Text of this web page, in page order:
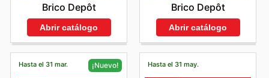
Brico Depôt
Abrir catálogo
Brico Depôt
Abrir catálogo
Hasta el 31 mar. ¡Nuevo! Hasta el 31 may.